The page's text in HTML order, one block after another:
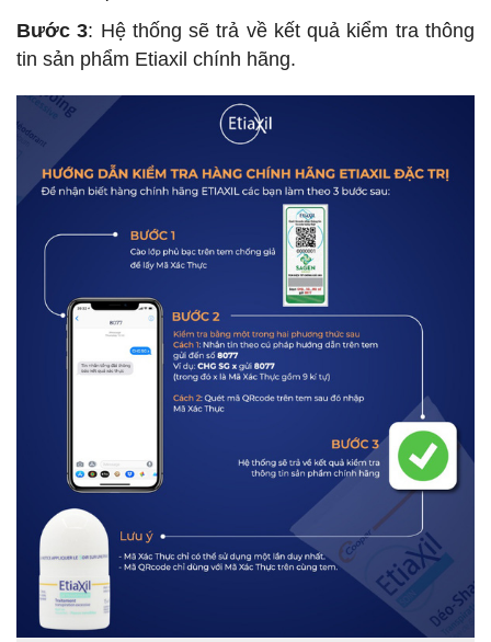
Bước 3: Hệ thống sẽ trả về kết quả kiểm tra thông
tin sản phẩm Etiaxil chính hãng.